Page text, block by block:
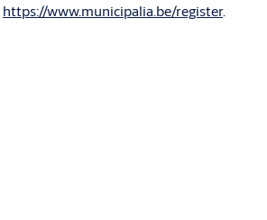
https://www.municipalia.be/register.